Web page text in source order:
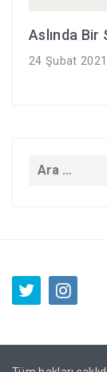
Aslında Bir
24 Şubat 2021
Arama: